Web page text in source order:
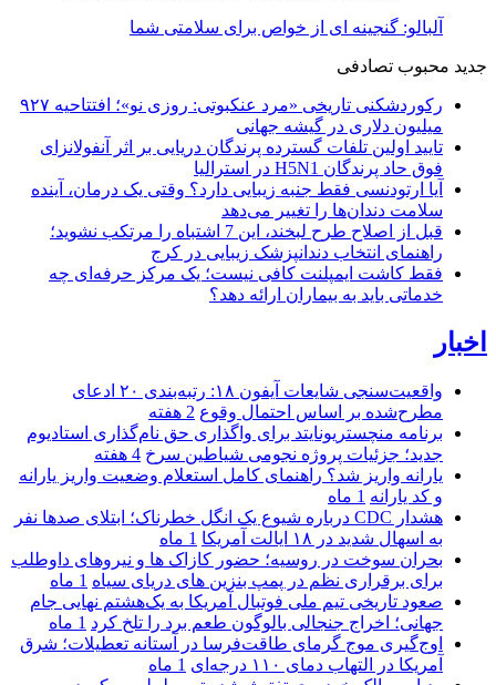
آلبالو: گنجینه ای از خواص برای سلامتی شما
جدید محبوب تصادفی
رکوردشکنی تاریخی «مرد عنکبوتی: روزی نو»؛ افتتاحیه ۹۲۷
میلیون دلاری در گیشه جهانی
تایید اولین تلفات گسترده پرندگان دریایی بر اثر آنفولانزای
فوق حاد پرندگان H5N1 در استرالیا
آیا ارتودنسی فقط جنبه زیبایی دارد؟ وقتی یک درمان، آینده
سلامت دندان‌ها را تغییر می‌دهد
قبل از اصلاح طرح لبخند، این 7 اشتباه را مرتکب نشوید؛
راهنمای انتخاب دندانپزشک زیبایی در کرج
فقط کاشت ایمپلنت کافی نیست؛ یک مرکز حرفه‌ای چه
خدماتی باید به بیماران ارائه دهد؟
اخبار
واقعیت‌سنجی شایعات آیفون ۱۸: رتبه‌بندی ۲۰ ادعای
مطرح‌شده بر اساس احتمال وقوع 2 هفته
برنامه منچستریونایتد برای واگذاری حق نام‌گذاری استادیوم
جدید؛ جزئیات پروژه نجومی شیاطین سرخ 4 هفته
یارانه واریز شد؟ راهنمای کامل استعلام وضعیت واریز یارانه
و کد یارانه 1 ماه
هشدار CDC درباره شیوع یک انگل خطرناک؛ ابتلای صدها نفر
به اسهال شدید در ۱۸ ایالت آمریکا
1 ماه
بحران سوخت در روسیه؛ حضور کازاک‌ ها و نیروهای داوطلب
برای برقراری نظم در پمپ بنزین‌ های دریای سیاه 1 ماه
صعود تاریخی تیم ملی فوتبال آمریکا به یک‌هشتم نهایی جام
جهانی؛ اخراج جنجالی بالوگون طعم برد را تلخ کرد 1 ماه
اوج‌گیری موج گرمای طاقت‌فرسا در آستانه تعطیلات؛ شرق
آمریکا در التهاب دمای ۱۱۰ درجه‌ای
1 ماه